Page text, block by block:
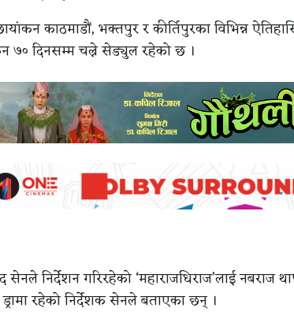
काठमाडौं, भक्तपुर र कीर्तिपुरका विभिन्न
७० दिनसम्म चल्ने सेड्युल रहेको छ ।
सेनले निर्देशन गरिरहेको ‘महाराजधिराज’लाई नबराज
रहेको निर्देशक सेनले बताएका छन् ।